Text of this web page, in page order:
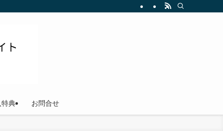
い
特典 お問合せ